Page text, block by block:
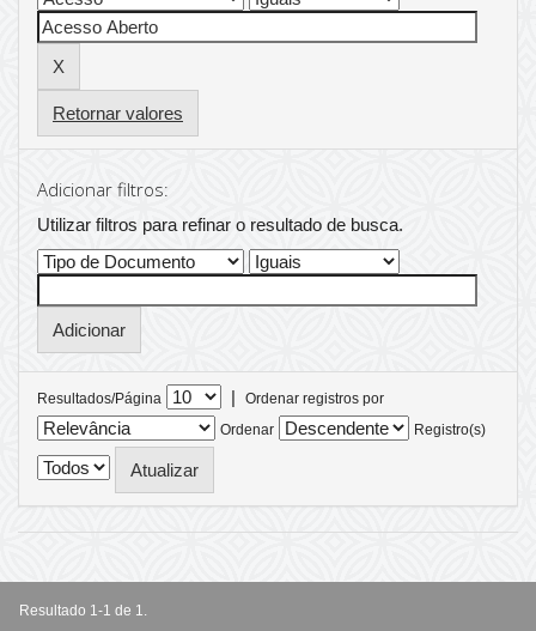
Retornar valores
Adicionar filtros:
Utilizar filtros para refinar o resultado de busca.
Resultados/Página |
Ordenar registros por
Ordenar
Registro(s)
Resultado 1-1 de 1.